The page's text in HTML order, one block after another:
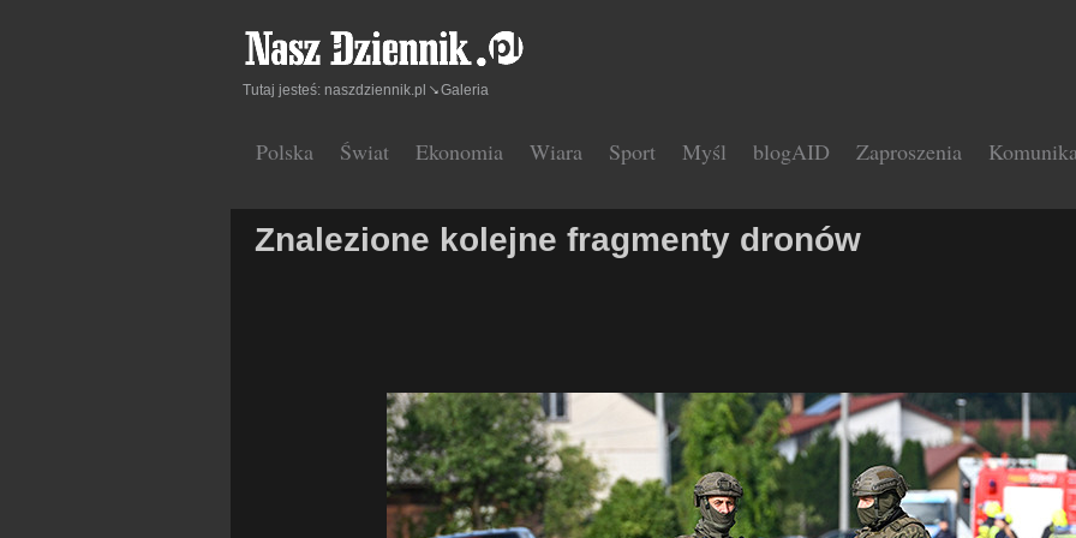
Polska Świat Ekonomia Wiara Sport Myśl blogAID Zaproszenia
Tutaj jesteś: naszdziennik.pl Galeria
Znalezione kolejne fragmenty dronów